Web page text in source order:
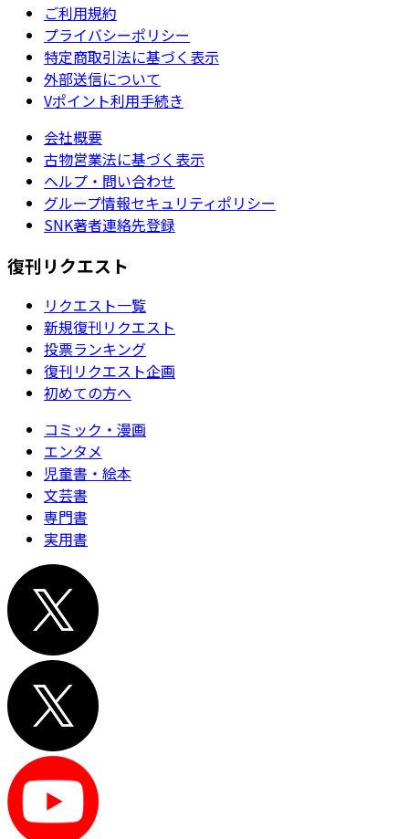
ご利用規約
プライバシーポリシー
特定商取引法に基づく表示
外部送信について
Vポイント利用手続き
会社概要
古物営業法に基づく表示
ヘルプ・問い合わせ
グループ情報セキュリティポリシー
SNK著者連絡先登録
復刊リクエスト
リクエスト一覧
新規復刊リクエスト
投票ランキング
復刊リクエスト企画
初めての方へ
コミック・漫画
エンタメ
児童書・絵本
文芸書
専門書
実用書